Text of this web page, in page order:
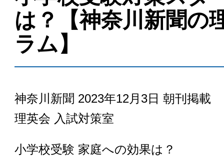
は？【神奈川新聞の
ラム】
神奈川新聞 2023年12月3日 朝刊掲載
理英会 入試対策室
小学校受験 家庭への効果は？